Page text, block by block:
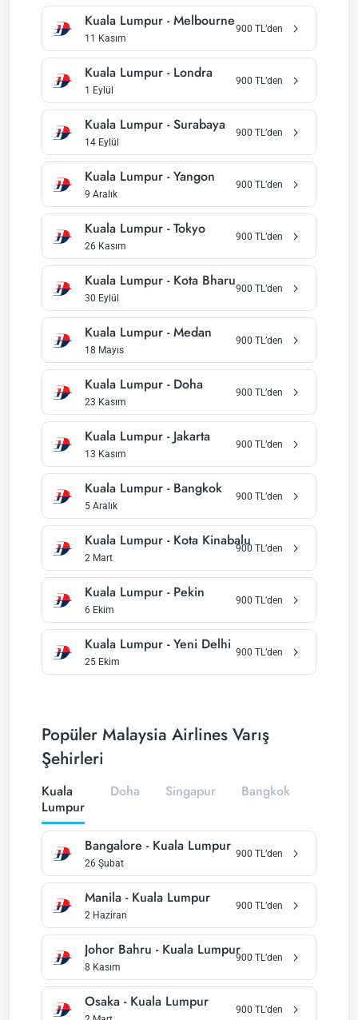
Kuala Lumpur -Melbourne
11 Kasım
900 TL’den
Kuala Lumpur - Londra
1 Eylül
900 TL’den
Kuala Lumpur -Surabaya
14 Eylül
900 TL’den
Kuala Lumpur -Yangon
9 Aralık
900 TL’den
Kuala Lumpur -Tokyo
26 Kasım
900 TL’den
Kuala Lumpur - Kota Bharu
30 Eylül
900 TL’den
Kuala Lumpur -Medan
18 Mayıs
900 TL’den
Kuala Lumpur - Doha
23 Kasım
900 TL’den
Kuala Lumpur - Jakarta
13 Kasım
900 TL’den
Kuala Lumpur - Bangkok
5 Aralık
900 TL’den
Kuala Lumpur - Kota Kinabalu
2 Mart
900 TL’den
Kuala Lumpur - Pekin
6 Ekim
900 TL’den
Kuala Lumpur -Yeni Delhi
25 Ekim
900 TL’den
Popüler Malaysia Airlines Varış
Şehirleri
Kuala
Lumpur
Doha Singapur Bangkok
Bangalore - Kuala Lumpur
26 Şubat
900 TL’den
Manila - Kuala Lumpur
2 Haziran
900 TL’den
Johor Bahru - Kuala Lumpur
8 Kasım
900 TL’den
Osaka - Kuala Lumpur 900 TL’den